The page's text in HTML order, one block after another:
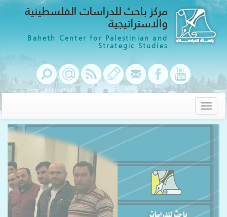
مركز باحث للدراسات الفلسطينية
والاستراتيجية
Baheth Center for Palestinian and
Strategic Studies
Toggle
navigation